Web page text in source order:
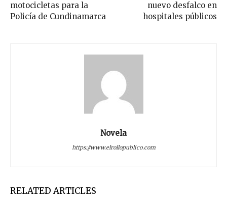
motocicletas para la
Policía de Cundinamarca
nuevo desfalco en
hospitales públicos
Novela
https://www.elrollopublico.com
RELATED ARTICLES